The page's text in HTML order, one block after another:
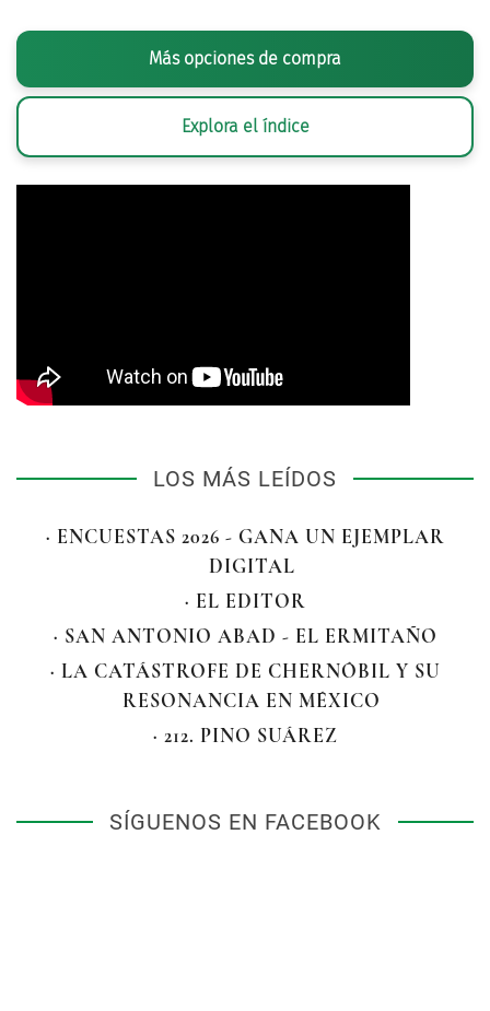
Más opciones de compra
Explora el índice
LOS MÁS LEÍDOS
· ENCUESTAS 2026 - GANA UN EJEMPLAR
DIGITAL
· EL EDITOR
· SAN ANTONIO ABAD - EL ERMITAÑO
· LA CATÁSTROFE DE CHERNÓBIL Y SU
RESONANCIA EN MÉXICO
· 212. PINO SUÁREZ
SÍGUENOS EN FACEBOOK